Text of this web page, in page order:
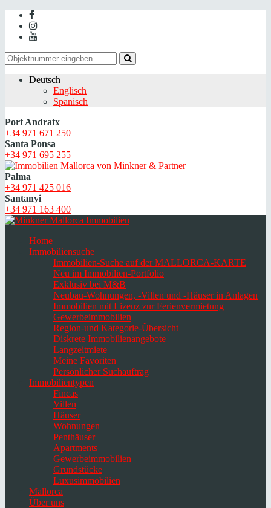
Deutsch
Englisch
Spanisch
Port Andratx
+34 971 671 250
Santa Ponsa
+34 971 695 255
Palma
+34 971 425 016
Santanyi
+34 971 163 400
Home
Immobiliensuche
Immobilien-Suche auf der MALLORCA-KARTE
Neu im Immobilien-Portfolio
Exklusiv bei M&B
Neubau-Wohnungen, -Villen und -Häuser in Anlagen
Immobilien mit Lizenz zur Ferienvermietung
Gewerbeimmobilien
Region-und Kategorie-Übersicht
Diskrete Immobilienangebote
Langzeitmiete
Meine Favoriten
Persönlicher Suchauftrag
Immobilientypen
Fincas
Villen
Häuser
Wohnungen
Penthäuser
Apartments
Gewerbeimmobilien
Grundstücke
Luxusimmobilien
Mallorca
Über uns